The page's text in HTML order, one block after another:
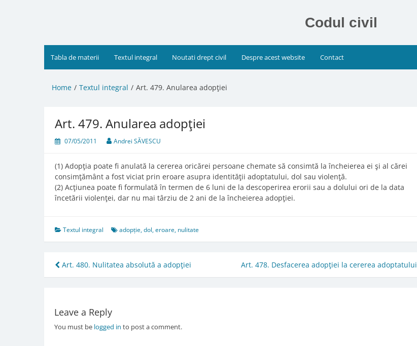
Codul civil
Tabla de materii Textul integral Noutati drept civil Despre acest website Contact
Home Textul integral Art. 479. Anularea adopţiei
Art. 479. Anularea adopţiei
07/05/2011 Andrei SĂVESCU
(1) Adopţia poate fi anulată la cererea oricărei persoane chemate să consimtă la încheierea ei şi al cărei
consimţământ a fost viciat prin eroare asupra identităţii adoptatului, dol sau violenţă.
(2) Acţiunea poate fi formulată în termen de 6 luni de la descoperirea erorii sau a dolului ori de la data
încetării violenţei, dar nu mai târziu de 2 ani de la încheierea adopţiei.
Textul integral adopție,dol,eroare, nulitate
Post
navigation
Art. 480. Nulitatea absolută a adopţiei Art. 478. Desfacerea adopţiei la cererea adoptatului
Leave a Reply
You must be logged in to post a comment.